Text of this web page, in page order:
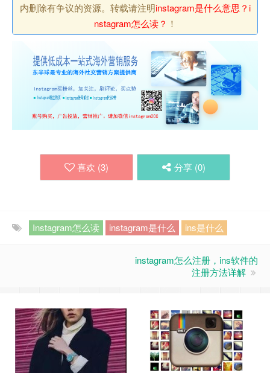
内删除有争议的资源。转载请注明instagram是什么意思？i
nstagram怎么读？ ！
喜欢 (3) 分享 (0)
Instagram怎么读 instagram是什么 ins是什么
instagram怎么注册，ins软件的
注册方法详解